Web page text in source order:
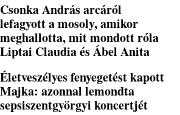
Csonka András arcáról
lefagyott a mosoly, amikor
meghallotta, mit mondott róla
Liptai Claudia és Ábel Anita
Életveszélyes fenyegetést kapott
Majka: azonnal lemondta
sepsiszentgyörgyi koncertjét